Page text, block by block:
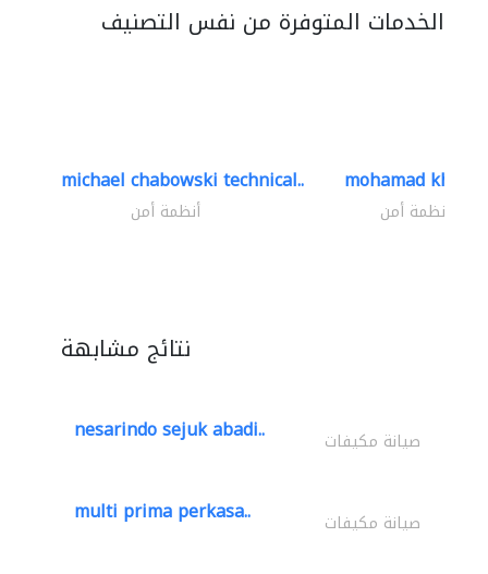
الخدمات المتوفرة من نفس التصنيف
michael chabowski technical..
أنظمة أمن
mohamad khayat
أنظمة أمن
نتائج مشابهة
nesarindo sejuk abadi.. صيانة مكيفات
multi prima perkasa.. صيانة مكيفات